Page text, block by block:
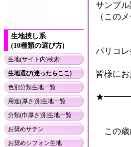
サンプ
（この
パリコ
皆様に
この歳
生地捜し系
(10種類の選び方)
生地(サイト内)検索
生地選び(迷ったらここ)
色別分類生地一覧
用途(厚さ)別生地一覧
分類(巾厚さ)別生地一覧
お奨めサテン
お奨めシフォン生地